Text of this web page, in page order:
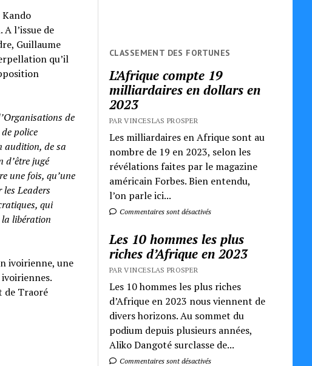
l’issue de
Guillaume
qu’il
de
police
audition, de sa
jugé
une fois, qu’une
Leaders
qui
libération
ivoirienne, une
de Traoré
CLASSEMENT DES FORTUNES
L’Afrique compte 19
milliardaires en dollars en
2023
PAR VINCESLAS PROSPER
Les milliardaires en Afrique sont au
nombre de 19 en 2023, selon les
révélations faites par le magazine
américain Forbes. Bien entendu,
l’on parle ici...
Commentaires sont désactivés
Les 10 hommes les plus
riches d’Afrique en 2023
PAR VINCESLAS PROSPER
Les 10 hommes les plus riches
d’Afrique en 2023 nous viennent de
divers horizons. Au sommet du
podium depuis plusieurs années,
Aliko Dangoté surclasse de...
Commentaires sont désactivés